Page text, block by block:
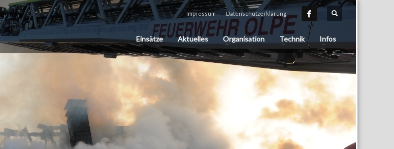
Impressum Datenschutzerklärung
Einsätze Aktuelles Organisation Technik Infos